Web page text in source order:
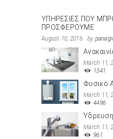
ΥΠΗΡΕΣΙΕΣ ΠΟΥ
ΠΡΟΣΦΕΡΟΥΜΕ
August 10, 2016 by
March 11,
1341
Φυσικό
March 11,
4496
Ύδρευση
March 11,
961